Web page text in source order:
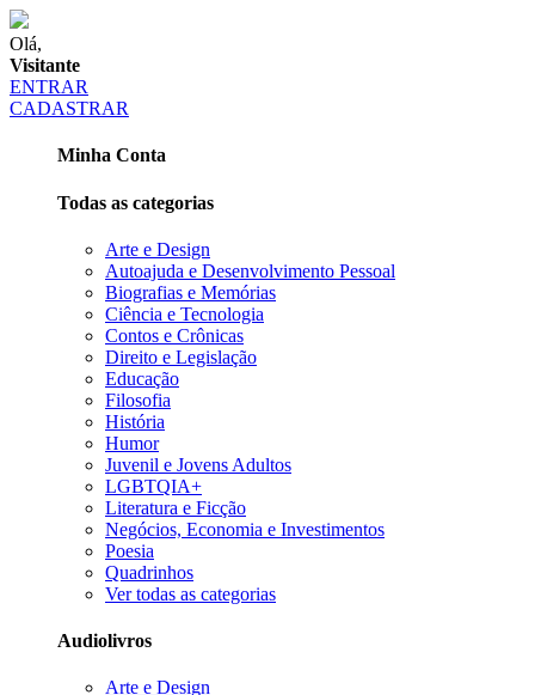
Olá,
Visitante
ENTRAR
CADASTRAR
Minha Conta
Todas as categorias
Arte e Design
Autoajuda e Desenvolvimento Pessoal
Biografias e Memórias
Ciência e Tecnologia
Contos e Crônicas
Direito e Legislação
Educação
Filosofia
História
Humor
Juvenil e Jovens Adultos
LGBTQIA+
Literatura e Ficção
Negócios, Economia e Investimentos
Poesia
Quadrinhos
Ver todas as categorias
Audiolivros
Arte e Design